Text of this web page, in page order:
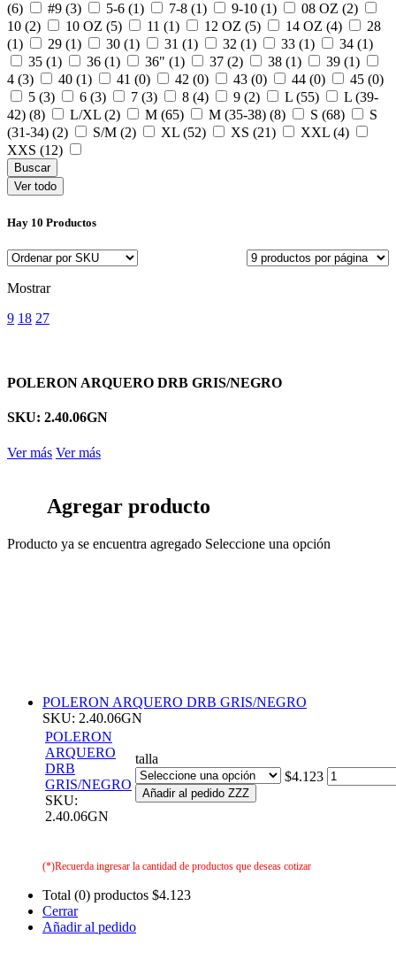
(6)
#9 (3) 5-6 (1) 7-8 (1) 9-10 (1)
08 OZ (2)
10 (2)
10 OZ (5) 11 (1) 12 OZ (5) 14 OZ (4)
28
(1)
29 (1) 30 (1) 31 (1) 32 (1) 33 (1)
34 (1)
35 (1)
36 (1) 36" (1) 37 (2) 38 (1)
39 (1)
4 (3)
40 (1) 41 (0) 42 (0) 43 (0) 44 (0)
45 (0)
5 (3)
6 (3) 7 (3) 8 (4) 9 (2) L (55)
L (39-
42) (8)
L/XL (2) M (65) M (35-38) (8) S (68)
S
(31-34) (2)
S/M (2) XL (52) XS (21)
XXL (4)
XXS (12)
Ver todo
Hay 10 Productos
Mostrar
9 18 27
POLERON ARQUERO DRB GRIS/NEGRO
SKU: 2.40.06GN
Ver más Ver más
Agregar producto
Producto ya se encuentra agregado Seleccione una opción
POLERON ARQUERO DRB GRIS/NEGRO
SKU: 2.40.06GN
POLERON
ARQUERO
DRB
GRIS/NEGRO
SKU:
2.40.06GN
talla
Añadir al pedido ZZZ
$4.123
(*)Recuerda ingresar la cantidad de productos que deseas cotizar
Total (0) productos $4.123
Cerrar
Añadir al pedido